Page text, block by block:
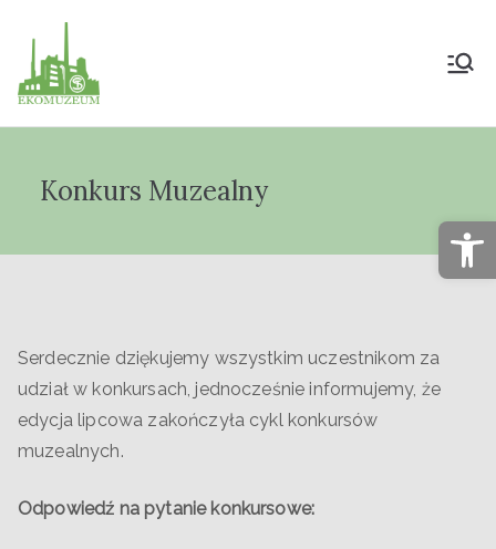
Muzeum Przyrody
"Ekomuzeum" im.
Jana Pazdura
Konkurs Muzealny
Serdecznie dziękujemy wszystkim uczestnikom za
udział w konkursach, jednocześnie informujemy, że
edycja lipcowa zakończyła cykl konkursów
muzealnych.
Odpowiedź na pytanie konkursowe: